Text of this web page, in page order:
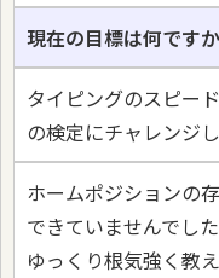
現在の目標は何です
タイピングのスピー
の検定にチャレンジ
ホームポジションの
できていませんでし
ゆっくり根気強く教